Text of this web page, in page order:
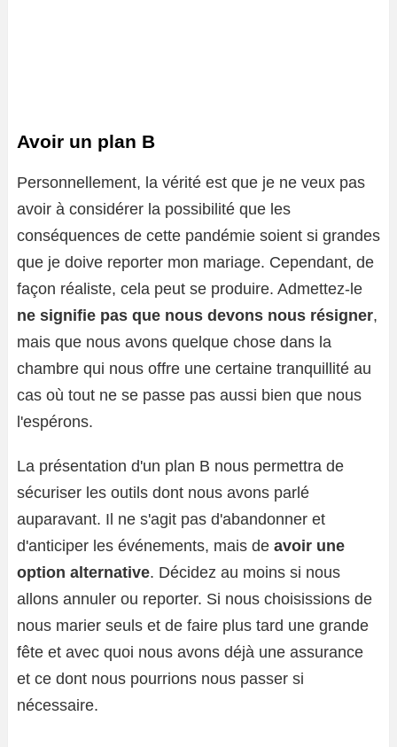
Avoir un plan B
Personnellement, la vérité est que je ne veux pas
avoir à considérer la possibilité que les
conséquences de cette pandémie soient si grandes
que je doive reporter mon mariage. Cependant, de
façon réaliste, cela peut se produire. Admettez-le
ne signifie pas que nous devons nous résigner,
mais que nous avons quelque chose dans la
chambre qui nous offre une certaine tranquillité au
cas où tout ne se passe pas aussi bien que nous
l'espérons.
La présentation d'un plan B nous permettra de
sécuriser les outils dont nous avons parlé
auparavant. Il ne s'agit pas d'abandonner et
d'anticiper les événements, mais de avoir une
option alternative. Décidez au moins si nous
allons annuler ou reporter. Si nous choisissions de
nous marier seuls et de faire plus tard une grande
fête et avec quoi nous avons déjà une assurance
et ce dont nous pourrions nous passer si
nécessaire.